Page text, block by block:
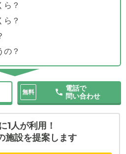
ら？
ら？
の？
無料
電話で
問い合わせ
1人が利用！
施設を提案します